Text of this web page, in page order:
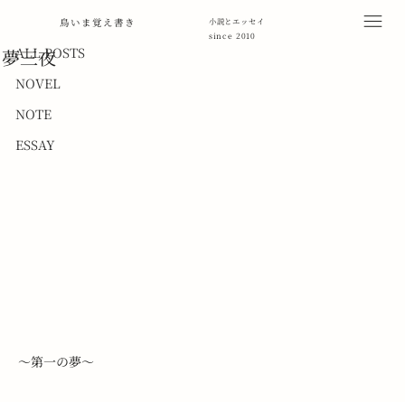
鳥いま覚え書き
小説とエッセイ
since 2010
ALL POSTS
NOVEL
NOTE
ESSAY
ALL POSTS
夢三夜
～第一の夢～